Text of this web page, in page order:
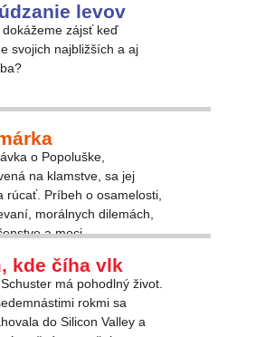
levov
dokážeme zájsť keď
svojich najbližších a aj
o Popoluške,
na klamstve, sa jej
rúcať. Príbeh o osamelosti,
morálnych dilemách,
a moci.
kde číha vlk
má pohodlný život.
rokmi sa
do Silicon Valley a